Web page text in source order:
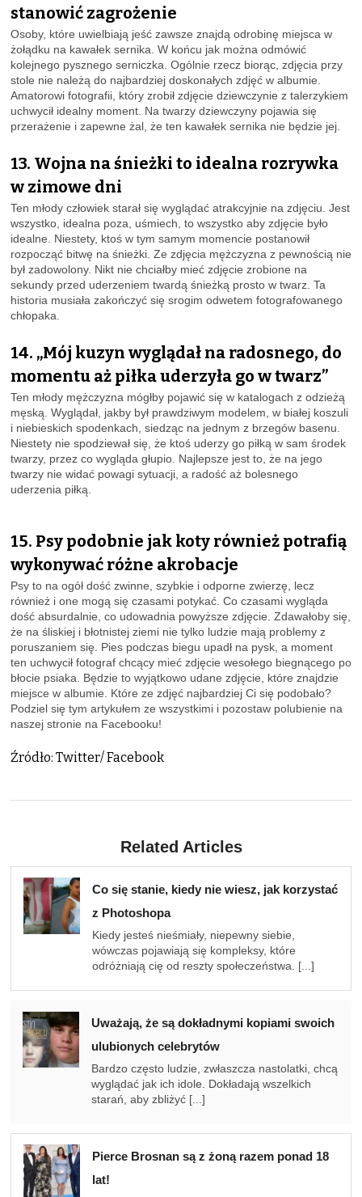
stanowić zagrożenie
Osoby, które uwielbiają jeść zawsze znajdą odrobinę miejsca w
żołądku na kawałek sernika. W końcu jak można odmówić
kolejnego pysznego serniczka. Ogólnie rzecz biorąc, zdjęcia przy
stole nie należą do najbardziej doskonałych zdjęć w albumie.
Amatorowi fotografii, który zrobił zdjęcie dziewczynie z talerzykiem
uchwycił idealny moment. Na twarzy dziewczyny pojawia się
przerażenie i zapewne żal, że ten kawałek sernika nie będzie jej.
13. Wojna na śnieżki to idealna rozrywka
w zimowe dni
Ten młody człowiek starał się wyglądać atrakcyjnie na zdjęciu. Jest
wszystko, idealna poza, uśmiech, to wszystko aby zdjęcie było
idealne. Niestety, ktoś w tym samym momencie postanowił
rozpocząć bitwę na śnieżki. Ze zdjęcia mężczyzna z pewnością nie
był zadowolony. Nikt nie chciałby mieć zdjęcie zrobione na
sekundy przed uderzeniem twardą śnieżką prosto w twarz. Ta
historia musiała zakończyć się srogim odwetem fotografowanego
chłopaka.
14. „Mój kuzyn wyglądał na radosnego, do
momentu aż piłka uderzyła go w twarz”
Ten młody mężczyzna mógłby pojawić się w katalogach z odzieżą
męską. Wyglądał, jakby był prawdziwym modelem, w białej koszuli
i niebieskich spodenkach, siedząc na jednym z brzegów basenu.
Niestety nie spodziewał się, że ktoś uderzy go piłką w sam środek
twarzy, przez co wygląda głupio. Najlepsze jest to, że na jego
twarzy nie widać powagi sytuacji, a radość aż bolesnego
uderzenia piłką.
15. Psy podobnie jak koty również potrafią
wykonywać różne akrobacje
Psy to na ogół dość zwinne, szybkie i odporne zwierzę, lecz
również i one mogą się czasami potykać. Co czasami wygląda
dość absurdalnie, co udowadnia powyższe zdjęcie. Zdawałoby się,
że na śliskiej i błotnistej ziemi nie tylko ludzie mają problemy z
poruszaniem się. Pies podczas biegu upadł na pysk, a moment
ten uchwycił fotograf chcący mieć zdjęcie wesołego biegnącego po
błocie psiaka. Będzie to wyjątkowo udane zdjęcie, które znajdzie
miejsce w albumie. Które ze zdjęć najbardziej Ci się podobało?
Podziel się tym artykułem ze wszystkimi i pozostaw polubienie na
naszej stronie na Facebooku!
Źródło: Twitter/ Facebook
Related Articles
Co się stanie, kiedy nie wiesz, jak korzystać
z Photoshopa
Kiedy jesteś nieśmiały, niepewny siebie,
wówczas pojawiają się kompleksy, które
odróżniają cię od reszty społeczeństwa. [...]
Uważają, że są dokładnymi kopiami swoich
ulubionych celebrytów
Bardzo często ludzie, zwłaszcza nastolatki, chcą
wyglądać jak ich idole. Dokładają wszelkich
starań, aby zbliżyć [...]
Pierce Brosnan są z żoną razem ponad 18
lat!